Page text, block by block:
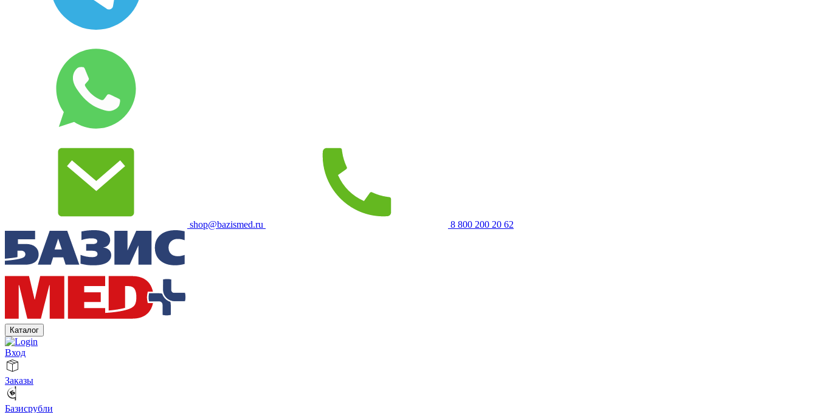
shop@bazismed.ru 8 800 200 20 62
Каталог
Вход
Заказы
Базисрубли